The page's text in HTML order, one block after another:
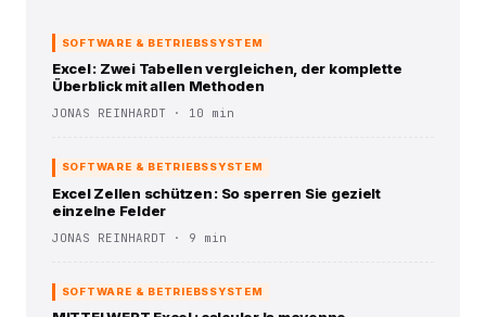
SOFTWARE & BETRIEBSSYSTEM
Excel : Zwei Tabellen vergleichen, der komplette
Überblick mit allen Methoden
JONAS REINHARDT · 10 min
SOFTWARE & BETRIEBSSYSTEM
Excel Zellen schützen : So sperren Sie gezielt
einzelne Felder
JONAS REINHARDT · 9 min
SOFTWARE & BETRIEBSSYSTEM